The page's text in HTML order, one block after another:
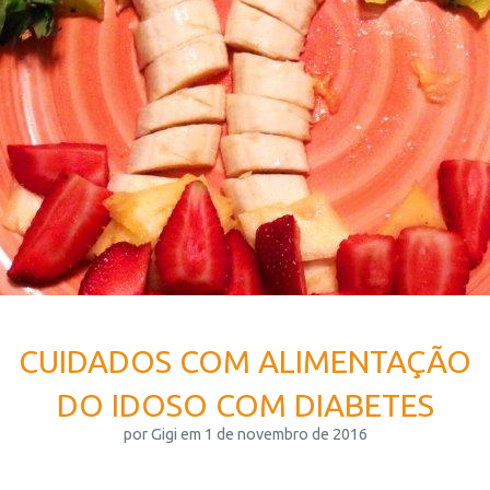
CUIDADOS COM ALIMENTAÇÃO
DO IDOSO COM DIABETES
por Gigi em 1 de novembro de 2016